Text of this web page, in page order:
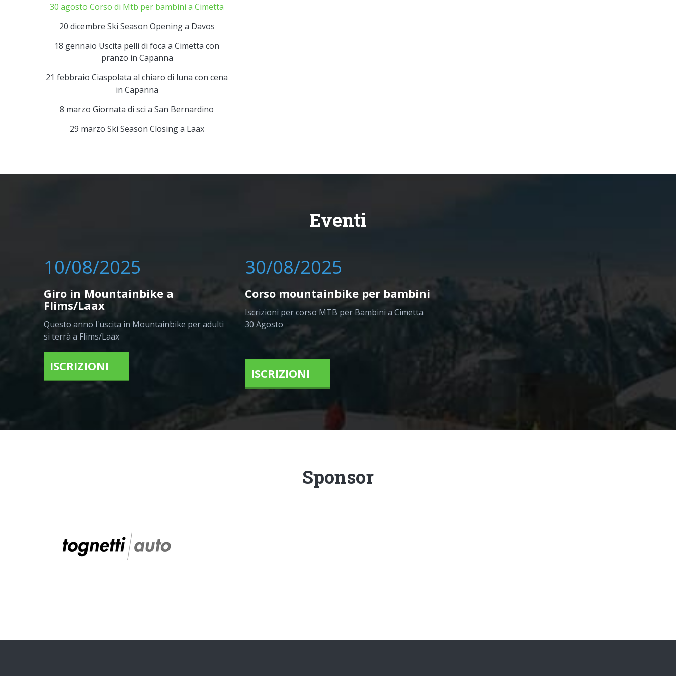
30 agosto Corso di Mtb per bambini a Cimetta
20 dicembre Ski Season Opening a Davos
18 gennaio Uscita pelli di foca a Cimetta con
pranzo in Capanna
21 febbraio Ciaspolata al chiaro di luna con cena
in Capanna
8 marzo Giornata di sci a San Bernardino
29 marzo Ski Season Closing a Laax
Eventi
10/08/2025
Giro in Mountainbike a
Flims/Laax
Questo anno l'uscita in Mountainbike per adulti
si terrà a Flims/Laax
ISCRIZIONI
30/08/2025
Corso mountainbike per bambini
Iscrizioni per corso MTB per Bambini a Cimetta
30 Agosto
ISCRIZIONI
Sponsor